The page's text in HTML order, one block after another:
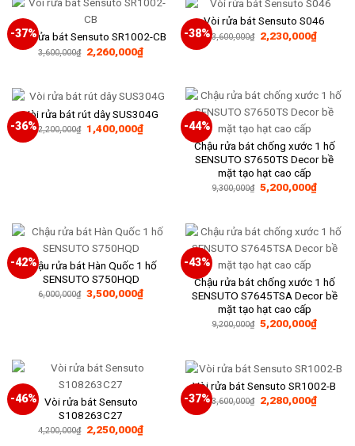
-37%
Vòi rửa bát Sensuto SR1002-CB
3,600,000₫ Giá
gốc
2,260,000₫Giá
hiện
2,260,000₫.
-38%
Vòi rửa bát Sensuto S046
3,600,000₫ Giá
gốc
2,230,000₫Giá
hiện
-36%
Vòi rửa bát rút dây SUS304G
2,200,000₫ Giá
gốc
1,400,000₫Giá
hiện
-44%
Chậu rửa bát chống xước 1 hố
SENSUTO S7650TS Decor bề
mặt tạo hạt cao cấp
9,300,000₫ Giá
gốc
5,200,000₫Giá
hiện
-42%Chậu rửa bát Hàn Quốc 1 hố
SENSUTO S750HQD
6,000,000₫ Giá
gốc
3,500,000₫Giá
hiện
-43%
Chậu rửa bát chống xước 1 hố
SENSUTO S7645TSA Decor bề
mặt tạo hạt cao cấp
9,200,000₫ Giá
gốc
5,200,000₫Giá
hiện
-46%
Vòi rửa bát Sensuto
S108263C27
4,200,000₫ Giá
gốc
2,250,000₫Giá
hiện
-37%
Vòi rửa bát Sensuto SR1002-B
3,600,000₫ Giá
gốc
2,280,000₫Giá
hiện